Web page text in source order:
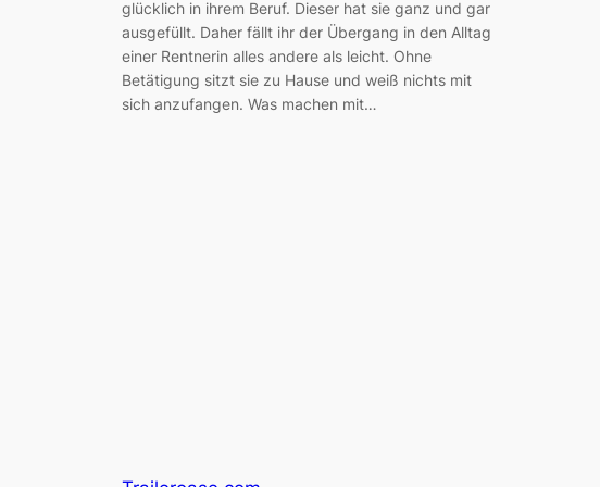
glücklich in ihrem Beruf. Dieser hat sie ganz und gar
ausgefüllt. Daher fällt ihr der Übergang in den Alltag
einer Rentnerin alles andere als leicht. Ohne
Betätigung sitzt sie zu Hause und weiß nichts mit
sich anzufangen. Was machen mit…